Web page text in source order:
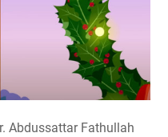
Abdussattar Fathullah